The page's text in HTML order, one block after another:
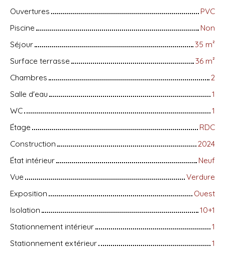
Ouvertures
PVC
Piscine
Non
Séjour
35 m²
Surface terrasse
36 m²
Chambres
2
Salle d'eau
1
WC
1
Étage
RDC
Construction
2024
État intérieur
Neuf
Vue
Verdure
Exposition
Ouest
Isolation
10+1
Stationnement intérieur
1
Stationnement extérieur
1